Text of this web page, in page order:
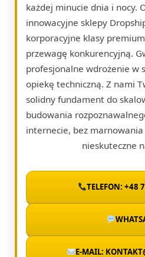
każdej minucie dnia i nocy.
innowacyjne sklepy
korporacyjne klasy
przewagę konkurencyjną.
profesjonalne wdrożenie w
opiekę techniczną. Z nami
solidny fundament do
budowania
internecie, bez
nieskuteczne
TELEFON: +48
E-MAIL: